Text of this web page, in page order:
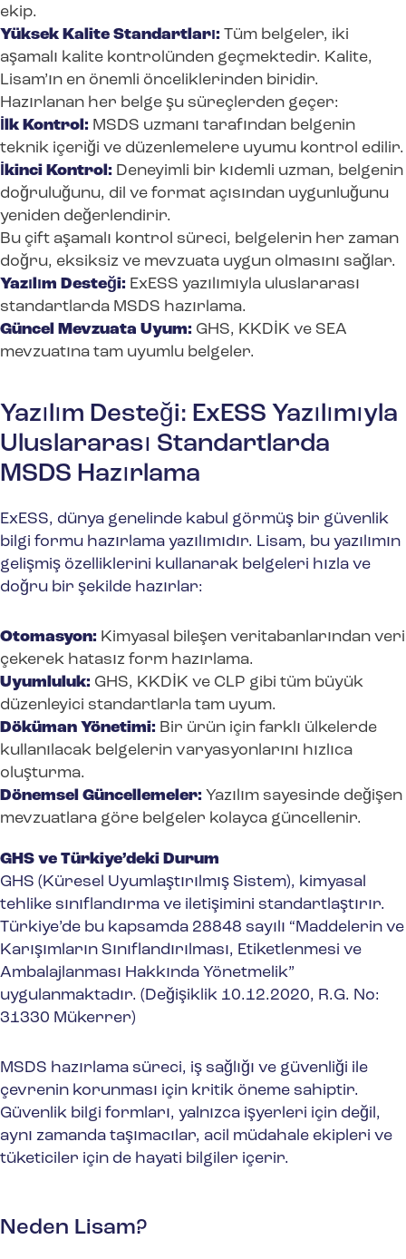
ekip.
Yüksek Kalite Standartları: Tüm belgeler, iki
aşamalı kalite kontrolünden geçmektedir. Kalite,
Lisam’ın en önemli önceliklerinden biridir.
Hazırlanan her belge şu süreçlerden geçer:
İlk Kontrol: MSDS uzmanı tarafından belgenin
teknik içeriği ve düzenlemelere uyumu kontrol edilir.
İkinci Kontrol: Deneyimli bir kıdemli uzman, belgenin
doğruluğunu, dil ve format açısından uygunluğunu
yeniden değerlendirir.
Bu çift aşamalı kontrol süreci, belgelerin her zaman
doğru, eksiksiz ve mevzuata uygun olmasını sağlar.
Yazılım Desteği: ExESS yazılımıyla uluslararası
standartlarda MSDS hazırlama.
Güncel Mevzuata Uyum: GHS, KKDİK ve SEA
mevzuatına tam uyumlu belgeler.
Yazılım Desteği: ExESS Yazılımıyla
Uluslararası Standartlarda
MSDS Hazırlama
ExESS, dünya genelinde kabul görmüş bir güvenlik
bilgi formu hazırlama yazılımıdır. Lisam, bu yazılımın
gelişmiş özelliklerini kullanarak belgeleri hızla ve
doğru bir şekilde hazırlar:
Otomasyon: Kimyasal bileşen veritabanlarından veri
çekerek hatasız form hazırlama.
Uyumluluk: GHS, KKDİK ve CLP gibi tüm büyük
düzenleyici standartlarla tam uyum.
Döküman Yönetimi: Bir ürün için farklı ülkelerde
kullanılacak belgelerin varyasyonlarını hızlıca
oluşturma.
Dönemsel Güncellemeler: Yazılım sayesinde değişen
mevzuatlara göre belgeler kolayca güncellenir.
GHS ve Türkiye’deki Durum
GHS (Küresel Uyumlaştırılmış Sistem), kimyasal
tehlike sınıflandırma ve iletişimini standartlaştırır.
Türkiye’de bu kapsamda 28848 sayılı “Maddelerin ve
Karışımların Sınıflandırılması, Etiketlenmesi ve
Ambalajlanması Hakkında Yönetmelik”
uygulanmaktadır. (Değişiklik 10.12.2020, R.G. No:
31330 Mükerrer)
MSDS hazırlama süreci, iş sağlığı ve güvenliği ile
çevrenin korunması için kritik öneme sahiptir.
Güvenlik bilgi formları, yalnızca işyerleri için değil,
aynı zamanda taşımacılar, acil müdahale ekipleri ve
tüketiciler için de hayati bilgiler içerir.
Neden Lisam?